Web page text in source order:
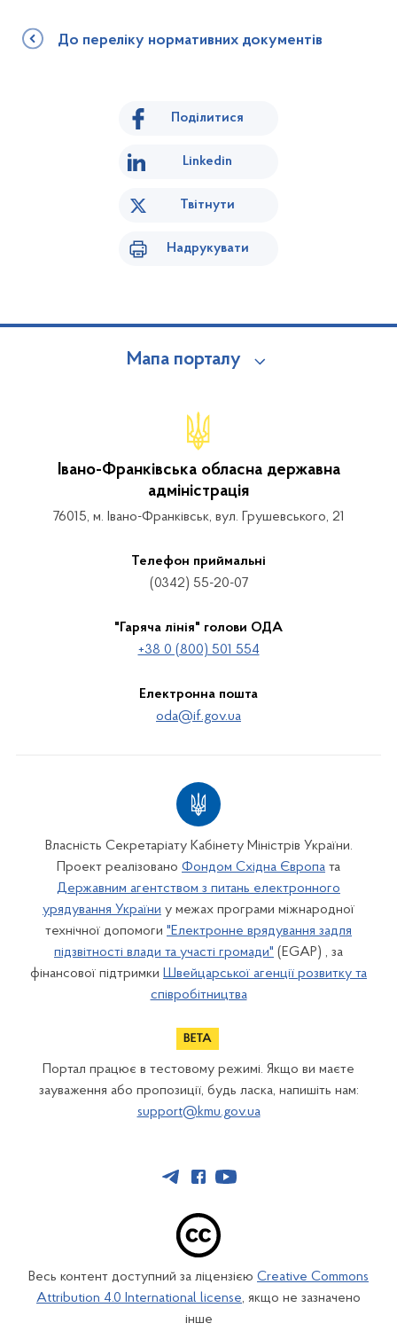
До переліку нормативних документів
Поділитися
Linkedin
Твітнути
Надрукувати
Мапа порталу
Івано-Франківська обласна державна
адміністрація
76015, м. Івано-Франківськ, вул. Грушевського, 21
Телефон приймальні
(0342) 55-20-07
"Гаряча лінія" голови ОДА
+38 0 (800) 501 554
Електронна пошта
oda@if.gov.ua
Власність Секретаріату Кабінету Міністрів України.
Проект реалізовано Фондом Східна Європа та
Державним агентством з питань електронного
урядування України у межах програми міжнародної
технічної допомоги "Електронне врядування задля
підзвітності влади та участі громади" (EGAP) , за
фінансової підтримки Швейцарської агенції розвитку та
співробітництва
Портал працює в тестовому режимі. Якщо ви маєте
зауваження або пропозиції, будь ласка, напишіть нам:
support@kmu.gov.ua
Весь контент доступний за ліцензією Creative Commons
Attribution 4.0 International license, якщо не зазначено
інше